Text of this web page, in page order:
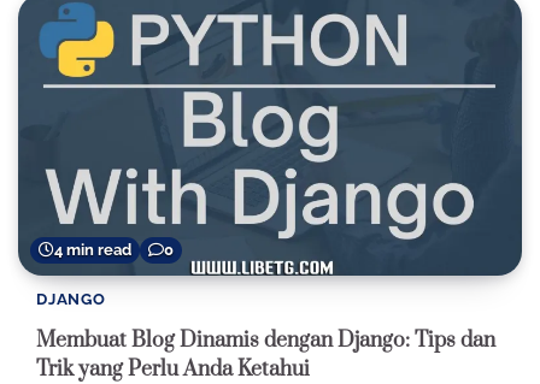
4 min read 0
DJANGO
Membuat Blog Dinamis dengan Django: Tips dan
Trik yang Perlu Anda Ketahui